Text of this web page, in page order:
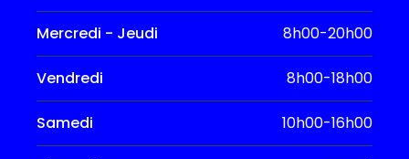
Mercredi - Jeudi 8h00-20h00
Vendredi 8h00-18h00
Samedi 10h00-16h00